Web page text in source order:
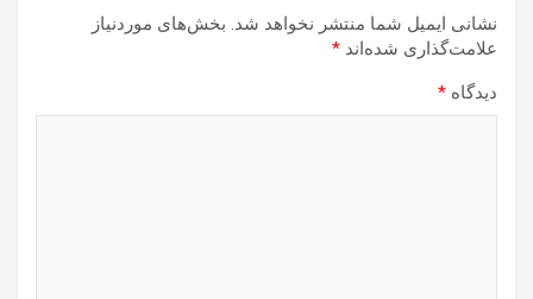
نشانی ایمیل شما منتشر نخواهد شد. بخش‌های موردنیاز
علامت‌گذاری شده‌اند *
دیدگاه *